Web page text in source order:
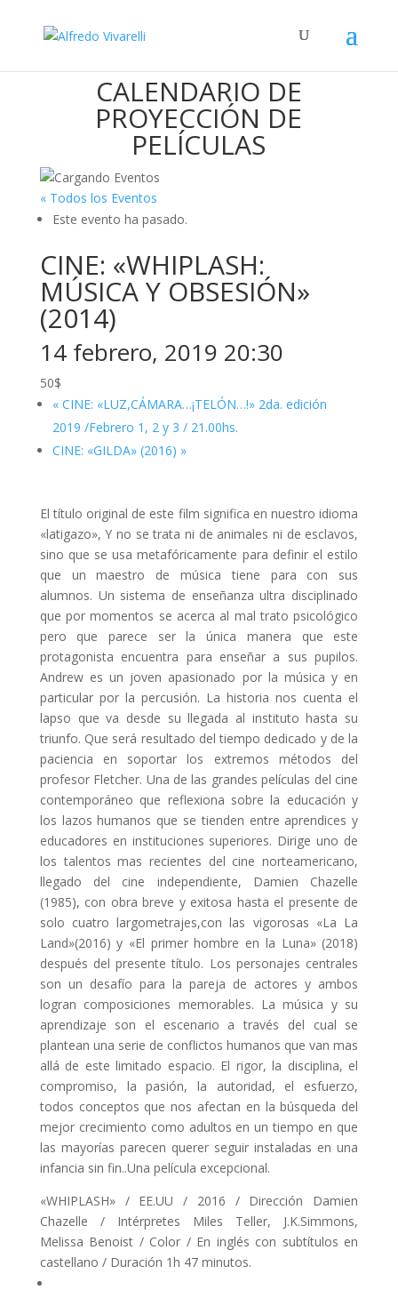
CALENDARIO DE
PROYECCIÓN DE
PELÍCULAS
« Todos los Eventos
Este evento ha pasado.
CINE: «WHIPLASH:
MÚSICA Y OBSESIÓN»
(2014)
14 febrero, 2019 20:30
50$
«CINE: «LUZ,CÁMARA…¡TELÓN…!» 2da. edición
2019 /Febrero 1, 2 y 3 / 21.00hs.
CINE: «GILDA» (2016) »
El título original de este film significa en nuestro idioma
«latigazo», Y no se trata ni de animales ni de esclavos,
sino que se usa metafóricamente para definir el estilo
que un maestro de música tiene para con sus
alumnos. Un sistema de enseñanza ultra disciplinado
que por momentos se acerca al mal trato psicológico
pero que parece ser la única manera que este
protagonista encuentra para enseñar a sus pupilos.
Andrew es un joven apasionado por la música y en
particular por la percusión. La historia nos cuenta el
lapso que va desde su llegada al instituto hasta su
triunfo. Que será resultado del tiempo dedicado y de la
paciencia en soportar los extremos métodos del
profesor Fletcher. Una de las grandes películas del cine
contemporáneo que reflexiona sobre la educación y
los lazos humanos que se tienden entre aprendices y
educadores en instituciones superiores. Dirige uno de
los talentos mas recientes del cine norteamericano,
llegado del cine independiente, Damien Chazelle
(1985), con obra breve y exitosa hasta el presente de
solo cuatro largometrajes,con las vigorosas «La La
Land»(2016) y «El primer hombre en la Luna» (2018)
después del presente título. Los personajes centrales
son un desafío para la pareja de actores y ambos
logran composiciones memorables. La música y su
aprendizaje son el escenario a través del cual se
plantean una serie de conflictos humanos que van mas
allá de este limitado espacio. El rigor, la disciplina, el
compromiso, la pasión, la autoridad, el esfuerzo,
todos conceptos que nos afectan en la búsqueda del
mejor crecimiento como adultos en un tiempo en que
las mayorías parecen querer seguir instaladas en una
infancia sin fin..Una película excepcional.
«WHIPLASH» / EE.UU / 2016 / Dirección Damien
Chazelle / Intérpretes Miles Teller, J.K.Simmons,
Melissa Benoist / Color / En inglés con subtítulos en
castellano / Duración 1h 47 minutos.